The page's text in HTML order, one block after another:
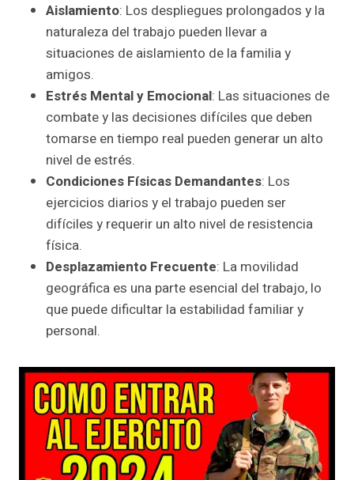
Aislamiento: Los despliegues prolongados y la
naturaleza del trabajo pueden llevar a
situaciones de aislamiento de la familia y
amigos.
Estrés Mental y Emocional: Las situaciones de
combate y las decisiones difíciles que deben
tomarse en tiempo real pueden generar un alto
nivel de estrés.
Condiciones Físicas Demandantes: Los
ejercicios diarios y el trabajo pueden ser
difíciles y requerir un alto nivel de resistencia
física.
Desplazamiento Frecuente: La movilidad
geográfica es una parte esencial del trabajo, lo
que puede dificultar la estabilidad familiar y
personal.